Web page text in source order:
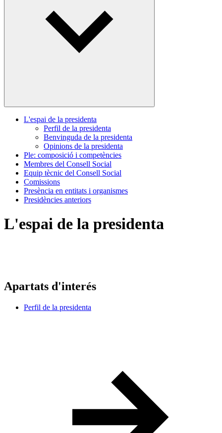
L'espai de la presidenta
Perfil de la presidenta
Benvinguda de la presidenta
Opinions de la presidenta
Ple: composició i competències
Membres del Consell Social
Equip tècnic del Consell Social
Comissions
Presència en entitats i organismes
Presidències anteriors
L'espai de la presidenta
Apartats d'interés
Perfil de la presidenta